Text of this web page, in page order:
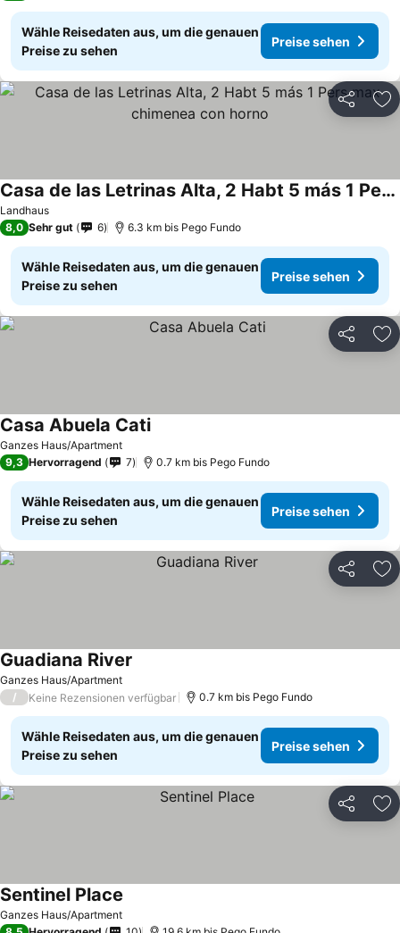
Wähle Reisedaten aus, um die genauen
Preise zu sehen
Preise sehen
Teilen
Landhaus
Casa de las Letrinas Alta, 2 Habt 5 más 1 Pers max chimenea con horno
8,0 Sehr gut 6 6.3 km bis Pego Fundo
Wähle Reisedaten aus, um die genauen
Preise zu sehen
Preise sehen
Teilen
Ganzes Haus/Apartment
Casa Abuela Cati
9,3 Hervorragend 7 0.7 km bis Pego Fundo
Wähle Reisedaten aus, um die genauen
Preise zu sehen
Preise sehen
Teilen
Ganzes Haus/Apartment
Guadiana River
/ Keine Rezensionen verfügbar 0.7 km bis Pego Fundo
Wähle Reisedaten aus, um die genauen
Preise zu sehen
Preise sehen
Teilen
Ganzes Haus/Apartment
Sentinel Place